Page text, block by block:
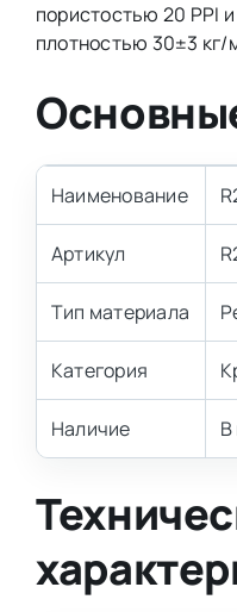
пористостью 20 PPI
плотностью 30±3 кг/
Наименование
Артикул
Тип материала
Категория
Наличие В